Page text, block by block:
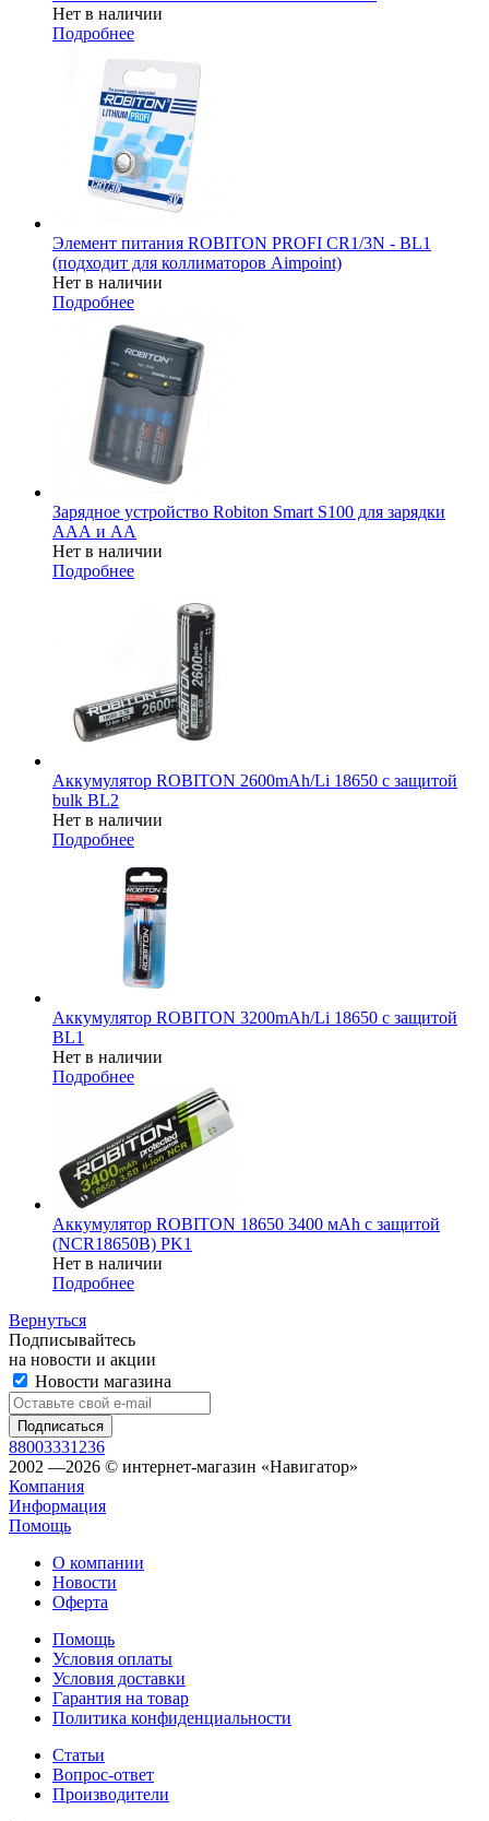
Нет в наличии
Подробнее
Элемент питания ROBITON PROFI CR1/3N - BL1
(подходит для коллиматоров Aimpoint)
Нет в наличии
Подробнее
Зарядное устройство Robiton Smart S100 для зарядки
ААА и АА
Нет в наличии
Подробнее
Аккумулятор ROBITON 2600mAh/Li 18650 с защитой
bulk BL2
Нет в наличии
Подробнее
Аккумулятор ROBITON 3200mAh/Li 18650 с защитой
BL1
Нет в наличии
Подробнее
Аккумулятор ROBITON 18650 3400 мAh с защитой
(NCR18650B) PK1
Нет в наличии
Подробнее
Вернуться
Подписывайтесь
на новости и акции
Новости магазина
88003331236
2002 —2026 © интернет-магазин «Навигатор»
Компания
Информация
Помощь
О компании
Новости
Оферта
Помощь
Условия оплаты
Условия доставки
Гарантия на товар
Политика конфиденциальности
Статьи
Вопрос-ответ
Производители